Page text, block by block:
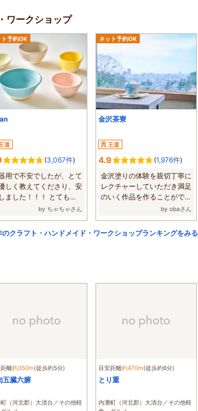
ワークショップ
ト予約OK
道
(3,067件)
用で不安でしたが、とて
しく教えてくださり、安
ました！！！ とても楽
by ちゃちゃさん
ネット予約OK
金沢茶寮
王道
4.9 (1,976件)
金沢塗りの体験を親切丁寧に
レクチャーしていただき満足
のいく作品を作ることができ
by obaさん
のクラフト・ハンドメイド・ワークショップランキングをみる
離約350m(徒歩約5分)
五臓六腑
（河北郡）大清台／その他軽
目安距離約470m(徒歩約6分)
とり重
内灘町（河北郡）大清台／その他軽